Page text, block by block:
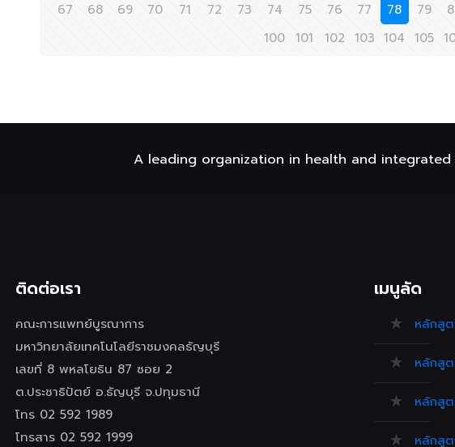
67
68 69 70 71 72 73 74 75 76 77 78 79
100 101 102 103 104 105
A leading organization in health and
ติดต่อเรา
คณะการแพทย์บูรณาการ
มหาวิทยาลัยเทคโนโลยีราชมงคลธัญบุรี
เลขที่ 8 พหลโยธิน 87 ซอย 2
ต.ประชาธิปัตย์ อ.ธัญบุรี จ.ปทุมธานี
โทร 02 592 1989
โทรสาร 02 592 1999
เมนูลัด
หลักสู
หลักสู
หลักสู
หลักสู